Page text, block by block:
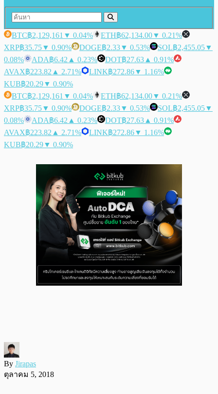
BTC฿2,129,161 ▼ 0.04% ETH฿62,134.00▼ 0.21%
XRP฿35.75▼ 0.90% DOGE฿2.33▼ 0.53% SOL฿2,455.05▼
0.08%
ADA฿6.42 ▲ 0.23% DOT฿27.63 ▲ 0.91%
AVAX฿223.82 ▲ 2.71% LINK฿272.86▼ 1.16%
KUB฿20.29▼ 0.90%
BTC฿2,129,161 ▼ 0.04% ETH฿62,134.00▼ 0.21%
XRP฿35.75▼ 0.90% DOGE฿2.33▼ 0.53% SOL฿2,455.05▼
0.08%
ADA฿6.42 ▲ 0.23% DOT฿27.63 ▲ 0.91%
AVAX฿223.82 ▲ 2.71% LINK฿272.86▼ 1.16%
KUB฿20.29▼ 0.90%
By Jirapas
ตุลาคม 5, 2018